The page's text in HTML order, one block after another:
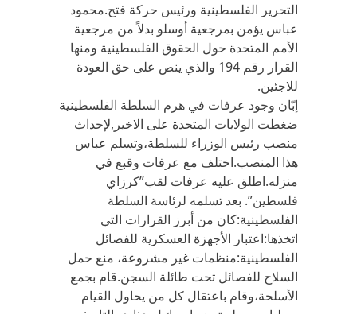
التحرير الفلسطينية ورئيس حركة فتح.محمود
عباس يؤمن بمرجعية أوسلو بدلاً من مرجعية
الأمم المتحدة حول الحقوق الفلسطينية ومنها
القرار رقم 194 والذي ينص على حق العودة
للاجئين.
إبّان وجود عرفات في هرم السلطة الفلسطينية
ضغطت الولايات المتحدة على الاخير,لإحداث
منصب رئيس الوزراء للسلطة،وتسلم عباس
هذا المنصب.اختلف مع عرفات وقبع في
منزله.اطلق عليه عرفات لقب”كرزاي
فلسطين”. بعد تسلمه لرئاسة السلطة
الفلسطينية:كان من أبرز القرارات التي
اتخذها:اعتبار الأجهزة العسكرية للفصائل
الفلسطينية:منظمات غير مشروعة، منع حمل
السلاح للفصائل تحت طائلة السجن.قام بجمع
الأسلحة،وقام باعتقال كل من يحاول القيام